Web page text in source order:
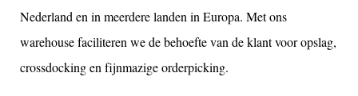
Nederland en in meerdere landen in Europa. Met ons
warehouse faciliteren we de behoefte van de klant voor opslag,
crossdocking en fijnmazige orderpicking.